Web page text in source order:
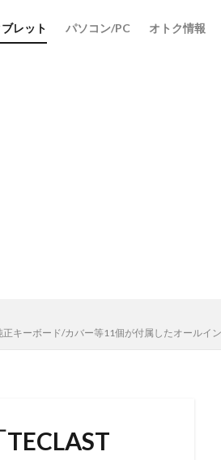
レット パソコン/PC オトク情報
キーボード/カバー等11個が付属したオール